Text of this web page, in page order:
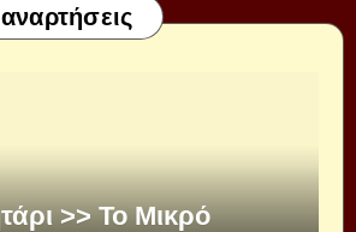
>> Το Μικρό